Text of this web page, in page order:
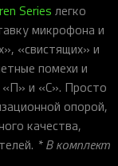
Series легко
микрофона и
«свистящих» и
помехи и
«П» и «С». Просто
опорой,
качества,
* В комплект